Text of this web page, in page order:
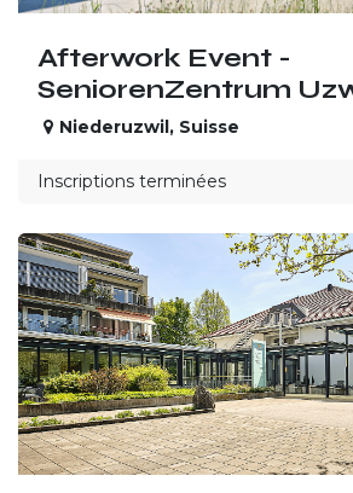
Afterwork Event -
SeniorenZentrum
Niederuzwil, Suisse
Inscriptions terminées